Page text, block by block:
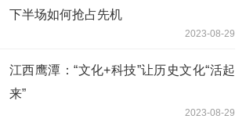
下半场如何抢占先机
2023-08-29
江西鹰潭：“文化+科技”让历史文化“活起
来”
2023-08-29